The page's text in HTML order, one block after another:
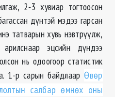
2-3 хувиар тогтоосон
дүнтэй мэдээ гарсан
татварын хувь нэвтрүүлж,
эцсийн дүндээ
нь одоогоор статистик
1-р сарын байдлаар Өвөр
салбар өмнөх оны